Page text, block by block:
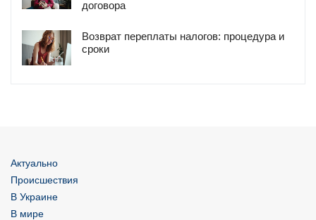
договора
Возврат переплаты налогов: процедура и
сроки
Актуально
Происшествия
В Украине
В мире